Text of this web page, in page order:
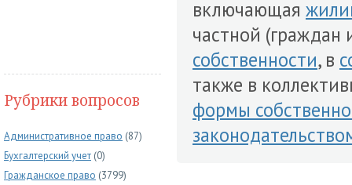
Рубрики вопросов
Административное право (87)
Бухгалтерский учет (0)
Гражданское право (3799)
включающая
частной
собственности, в
также в
формы